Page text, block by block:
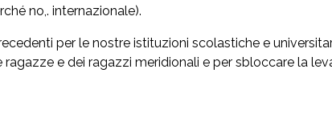
no,. internazionale).
per le nostre istituzioni scolastiche e
e dei ragazzi meridionali e per sbloccare la